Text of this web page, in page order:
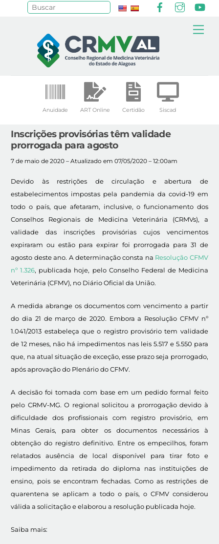
Anuidade ART Online Certidão Siscad
Inscrições provisórias têm validade
prorrogada para agosto
7 de maio de 2020 – Atualizado em 07/05/2020 – 12:00am
Devido às restrições de circulação e abertura de
estabelecimentos impostas pela pandemia da covid-19 em
todo o país, que afetaram, inclusive, o funcionamento dos
Conselhos Regionais de Medicina Veterinária (CRMVs), a
validade das inscrições provisórias cujos vencimentos
expiraram ou estão para expirar foi prorrogada para 31 de
agosto deste ano. A determinação consta na Resolução CFMV
nº 1.326, publicada hoje, pelo Conselho Federal de Medicina
Veterinária (CFMV), no Diário Oficial da União.
A medida abrange os documentos com vencimento a partir
do dia 21 de março de 2020. Embora a Resolução CFMV nº
1.041/2013 estabeleça que o registro provisório tem validade
de 12 meses, não há impedimentos nas leis 5.517 e 5.550 para
que, na atual situação de exceção, esse prazo seja prorrogado,
após aprovação do Plenário do CFMV.
A decisão foi tomada com base em um pedido formal feito
pelo CRMV-MG. O regional solicitou a prorrogação devido à
dificuldade dos profissionais com registro provisório, em
Minas Gerais, para obter os documentos necessários à
obtenção do registro definitivo. Entre os empecilhos, foram
relatados ausência de local disponível para tirar foto e
impedimento da retirada do diploma nas instituições de
ensino, pois se encontram fechadas. Como as restrições de
quarentena se aplicam a todo o país, o CFMV considerou
válida a solicitação e elaborou a resolução publicada hoje.
Saiba mais: